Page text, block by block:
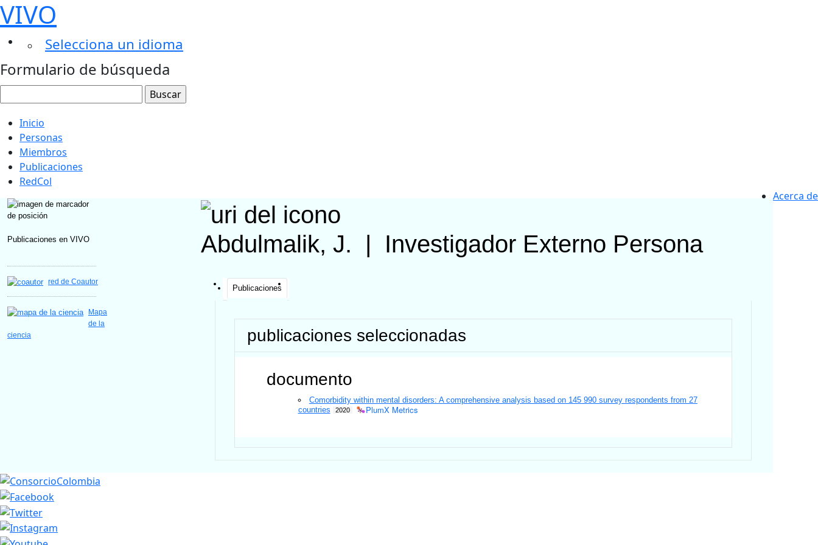
VIVO
Selecciona un idioma
Formulario de búsqueda
Inicio
Personas
Miembros
Publicaciones
RedCol
Acerca de
Publicaciones en VIVO
red de Coautor
Mapa
de la
ciencia
Abdulmalik, J. Investigador Externo Persona
Publicaciones
publicaciones seleccionadas
documento
Comorbidity within mental disorders: A comprehensive analysis based on 145 990 survey respondents from 27
countries
2020 PlumX Metrics